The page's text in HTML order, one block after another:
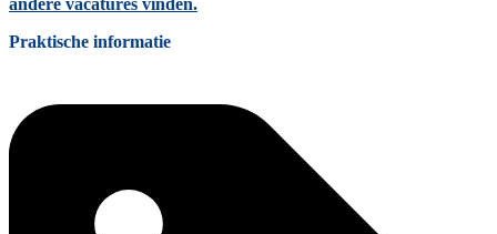
andere vacatures vinden.
Praktische informatie